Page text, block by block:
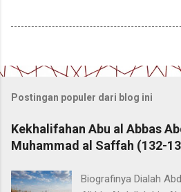
Postingan populer dari blog ini
Kekhalifahan Abu al Abbas
Muhammad al Saffah (132-
Biografinya Dialah